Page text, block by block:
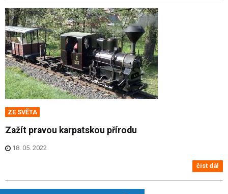
ZE SVĚTA
Zažít pravou karpatskou přírodu
18. 05. 2022
číst dál